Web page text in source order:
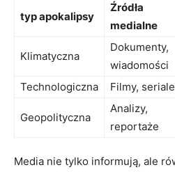
typ apokalipsy
Źródła
medialne
Klimatyczna
Dokumenty,
wiadomości
Technologiczna
Filmy, seriale
Geopolityczna
Analizy,
reportaże
Media nie tylko informują, ale